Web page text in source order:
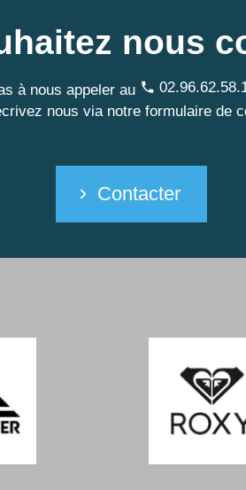
nous
à nous appeler au
nous via notre formulaire de
Contacter